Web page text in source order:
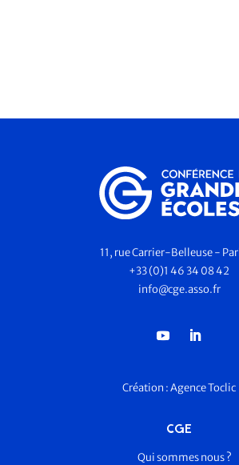
11, rue Carrier-Belleuse -
+33 (0)1 46 34 08 42
info@cge.asso.fr
Création :Agence Toclic
CGE
Qui sommes nous ?